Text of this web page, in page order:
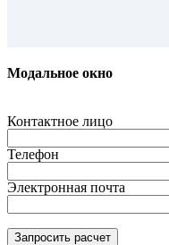
Модальное окно
Контактное лицо
Телефон
Электронная почта